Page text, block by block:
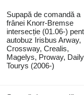
Supapă de comandă a
frânei Knorr-Bremse
intersecție (01.06-)
autobuz Irisbus Arway,
Crossway, Crealis,
Magelys, Proway, Daily
Tourys (2006-)